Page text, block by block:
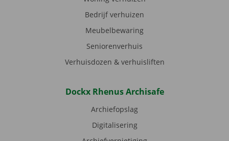
Bedrijf verhuizen
Meubelbewaring
Seniorenverhuis
Verhuisdozen & verhuisliften
Dockx Rhenus Archisafe
Archiefopslag
Digitalisering